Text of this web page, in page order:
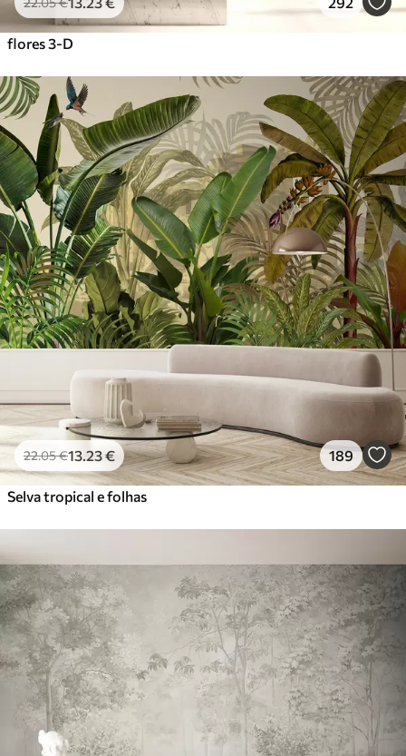
flores 3-D
22.05€13 .23€ 189
Selva tropical e folhas